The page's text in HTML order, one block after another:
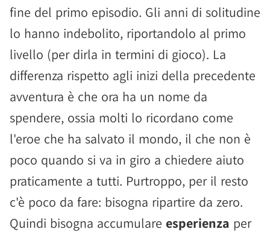
fine del primo episodio. Gli anni di solitudine
lo hanno indebolito, riportandolo al primo
livello (per dirla in termini di gioco). La
differenza rispetto agli inizi della precedente
avventura è che ora ha un nome da
spendere, ossia molti lo ricordano come
l'eroe che ha salvato il mondo, il che non è
poco quando si va in giro a chiedere aiuto
praticamente a tutti. Purtroppo, per il resto
c'è poco da fare: bisogna ripartire da zero.
Quindi bisogna accumulare esperienza per